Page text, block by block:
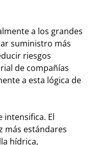
a los grandes
suministro más
riesgos
de compañías
a esta lógica de
intensifica. El
más estándares
hídrica,